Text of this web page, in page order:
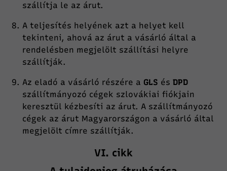
szállítja le az árut.
A teljesítés helyének azt a helyet kell
tekinteni, ahová az árut a vásárló által a
rendelésben megjelölt szállítási helyre
szállítják.
Az eladó a vásárló részére a GLS és DPD
szállítmányozó cégek szlovákiai fiókjain
keresztül kézbesíti az árut. A szállítmányozó
cégek az árut Magyarországon a vásárló által
megjelölt címre szállítják.
VI. cikk